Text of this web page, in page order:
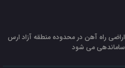
اراضی راه آهن در محدوده منطقه آزاد ارس
ساماندهی می شود